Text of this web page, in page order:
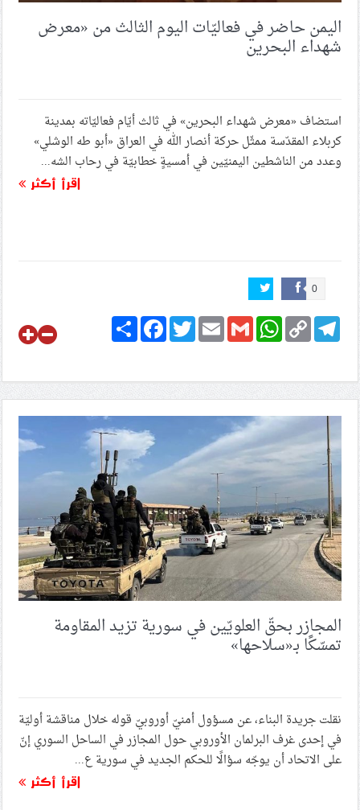
اليمن حاضر في فعاليّات اليوم الثالث من «معرض
شهداء البحرين
استضاف «معرض شهداء البحرين» في ثالث أيّام فعاليّاته بمدينة
كربلاء المقدّسة ممثّل حركة أنصار الله في العراق «أبو طه الوشلي»
وعدد من الناشطين اليمنيّين في أمسيةٍ خطابيّة في رحاب الشه...
اقرأ أكثر
0
ShareFacebookTwitterEmailGmail
WhatsApp Copy
Link
Telegram
المجازر بحقّ العلويّين في سورية تزيد المقاومة
تمسّكًا بـ«سلاحها»
نقلت جريدة البناء، عن مسؤول أمنيّ أوروبيّ قوله خلال مناقشة أوليّة
في إحدى غرف البرلمان الأوروبي حول المجازر في الساحل السوري إنّ
على الاتحاد أن يوجّه سؤالًا للحكم الجديد في سورية ع...
اقرأ أكثر